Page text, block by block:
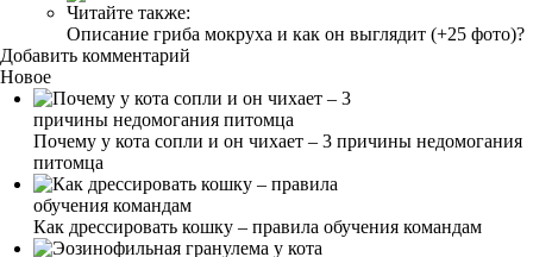
Читайте также:
Описание гриба мокруха и как он выглядит (+25 фото)?
Добавить комментарий
Новое
Почему у кота сопли и он чихает – 3 причины недомогания
питомца
Как дрессировать кошку – правила обучения командам